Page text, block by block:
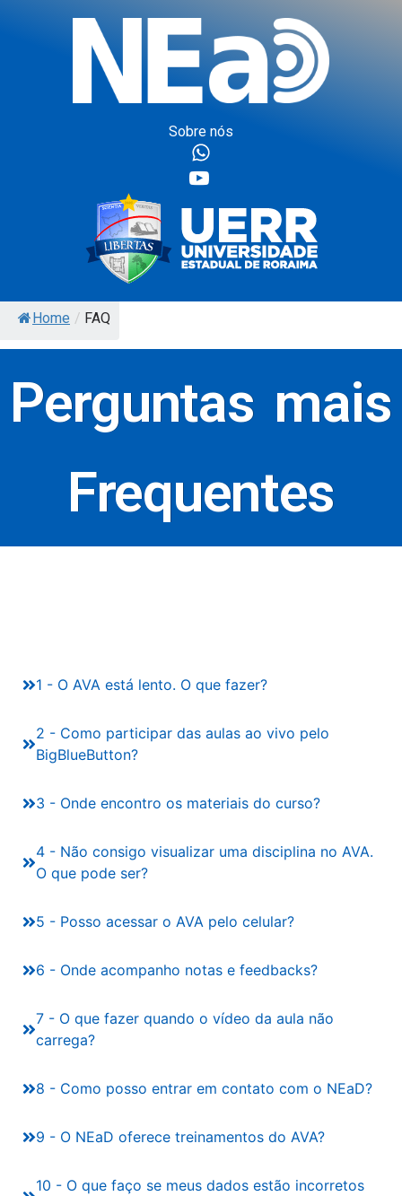
Sobre nós
Home / FAQ
Perguntas mais
Frequentes
1 - O AVA está lento. O que fazer?
2 - Como participar das aulas ao vivo pelo
BigBlueButton?
3 - Onde encontro os materiais do curso?
4 - Não consigo visualizar uma disciplina no AVA.
O que pode ser?
5 - Posso acessar o AVA pelo celular?
6 - Onde acompanho notas e feedbacks?
7 - O que fazer quando o vídeo da aula não
carrega?
8 - Como posso entrar em contato com o NEaD?
9 - O NEaD oferece treinamentos do AVA?
10 - O que faço se meus dados estão incorretos